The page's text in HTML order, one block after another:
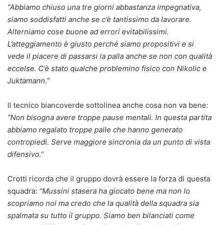
“Abbiamo chiuso una tre giorni abbastanza impegnativa,
siamo soddisfatti anche se c’è tantissimo da lavorare.
Alterniamo cose buone ad errori evitabilissimi.
L’atteggiamento è giusto perché siamo propositivi e si
vede il piacere di passarsi la palla anche se non con qualità
eccelse. C’è stato qualche problemino fisico con Nikolic e
Juktamann.”
Il tecnico biancoverde sottolinea anche cosa non va bene:
“Non bisogna avere troppe pause mentali. In questa partita
abbiamo regalato troppe palle che hanno generato
contropiedi. Serve maggiore sincronia da un punto di vista
difensivo.”
Crotti ricorda che il gruppo dovrà essere la forza di questa
squadra: “Mussini stasera ha giocato bene ma non lo
scopriamo noi ma credo che la qualità della squadra sia
spalmata su tutto il gruppo. Siamo ben bilanciati come